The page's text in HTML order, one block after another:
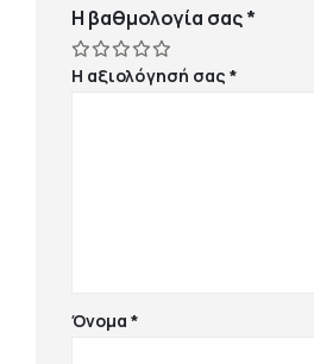
Η βαθμολογία σας*
Η αξιολόγησή σας*
Όνομα*